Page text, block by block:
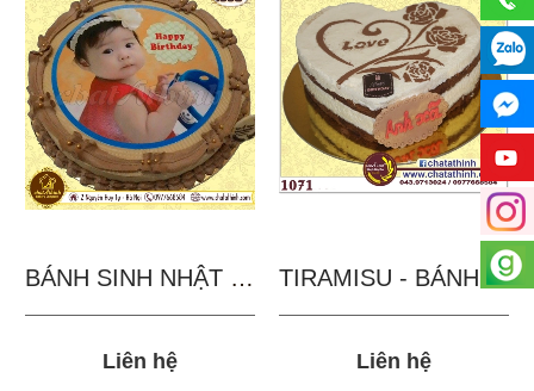
BÁNH SINH NHẬT IN...
Liên hệ
TIRAMISU - BÁNH TẶNG...
Liên hệ